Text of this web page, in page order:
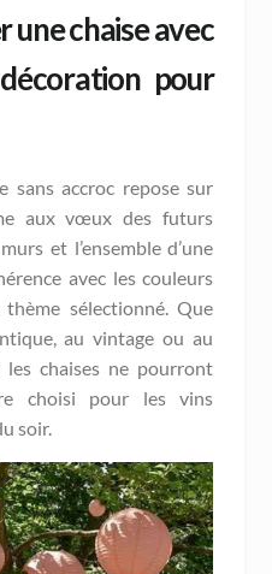
une chaise avec
pour
sans accroc repose sur
aux vœux des futurs
et l’ensemble d’une
avec les couleurs
sélectionné. Que
au vintage ou au
chaises ne pourront
choisi pour les vins
soir.